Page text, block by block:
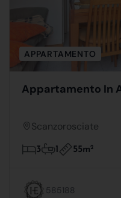
APPARTAMENTO
Appartamento In
Scanzorosciate
3 1 55m2
585188